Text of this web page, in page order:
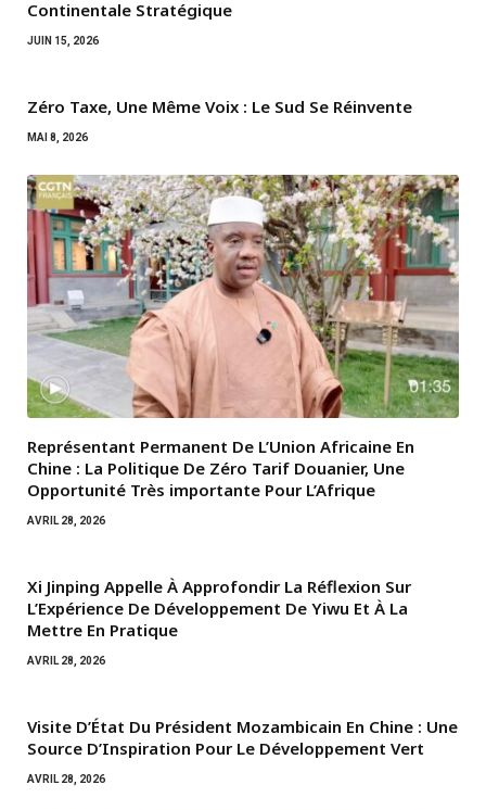
Continentale Stratégique
JUIN 15, 2026
Zéro Taxe, Une Même Voix : Le Sud Se Réinvente
MAI 8, 2026
Représentant Permanent De L’Union Africaine En
Chine : La Politique De Zéro Tarif Douanier, Une
Opportunité Très importante Pour L’Afrique
AVRIL 28, 2026
Xi Jinping Appelle À Approfondir La Réflexion Sur
L’Expérience De Développement De Yiwu Et À La
Mettre En Pratique
AVRIL 28, 2026
Visite D’État Du Président Mozambicain En Chine : Une
Source D’Inspiration Pour Le Développement Vert
AVRIL 28, 2026